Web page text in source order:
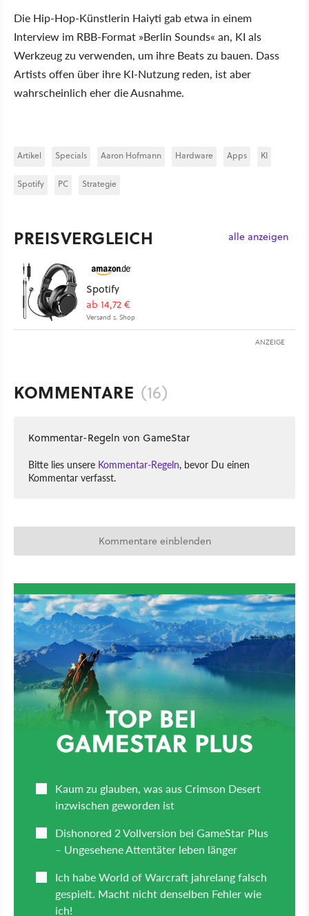
Die Hip-Hop-Künstlerin Haiyti gab etwa in einem
Interview im RBB-Format »Berlin Sounds« an, KI als
Werkzeug zu verwenden, um ihre Beats zu bauen. Dass
Artists offen über ihre KI-Nutzung reden, ist aber
wahrscheinlich eher die Ausnahme.
Artikel Specials Aaron Hofmann Hardware Apps KI
Spotify PC Strategie
PREISVERGLEICH alle anzeigen
Spotify
ab 14,72 €
Versand s. Shop
ANZEIGE
KOMMENTARE (16)
Kommentar-Regeln von GameStar
Bitte lies unsere Kommentar-Regeln, bevor Du einen
Kommentar verfasst.
Kommentare einblenden